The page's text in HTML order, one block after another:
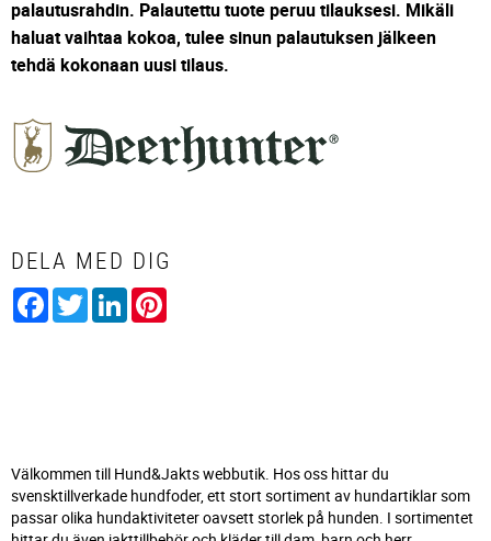
palautusrahdin. Palautettu tuote peruu tilauksesi. Mikäli
haluat vaihtaa kokoa, tulee sinun palautuksen jälkeen
tehdä kokonaan uusi tilaus.
DELA MED DIG
Facebook
TwitterLinkedIn
Välkommen till Hund&Jakts webbutik. Hos oss hittar du
svensktillverkade hundfoder, ett stort sortiment av hundartiklar som
passar olika hundaktiviteter oavsett storlek på hunden. I sortimentet